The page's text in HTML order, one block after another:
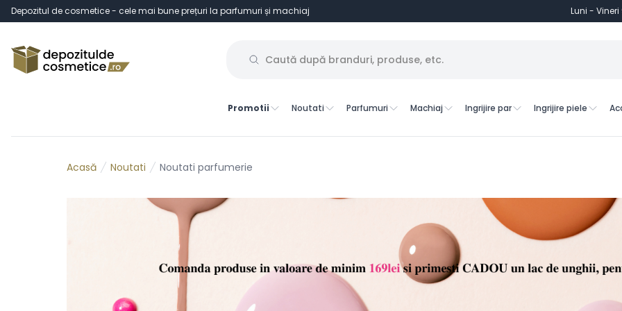
Depozitul de cosmetice - cele mai bune prețuri la parfumuri și machiaj Luni - Vineri
Promotii Noutati Parfumuri Machiaj Ingrijire par Ingrijire piele
Acasă Noutati Noutati parfumerie